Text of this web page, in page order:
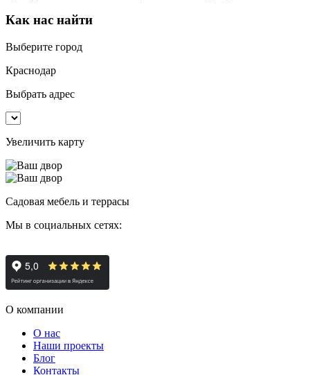
Как нас найти
Выберите город
Краснодар
Выбрать адрес
Увеличить карту
Садовая мебель и террасы
Мы в социальных сетях:
О компании
О нас
Наши проекты
Блог
Контакты